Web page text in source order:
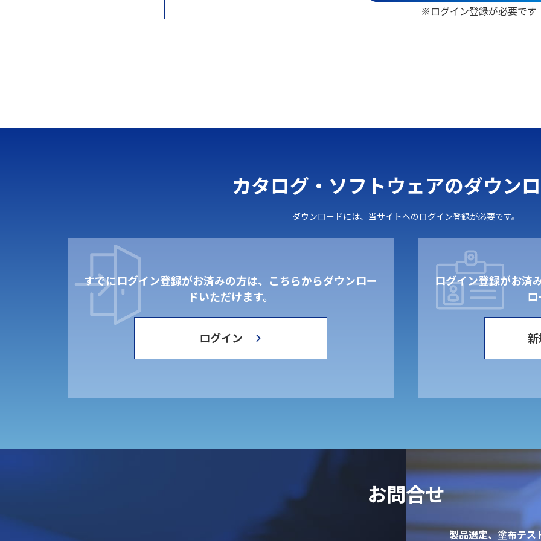
※ログイン登録が必要です
カタログ・ソフトウェアのダウン
ダウンロードには、当サイトへのログイン登録が必要です。
すでにログイン登録がお済みの方は、こちらからダウンロー
ドいただけます。
ログイン
ログイン登録がお済
お問合せ
製品選定、塗布テス